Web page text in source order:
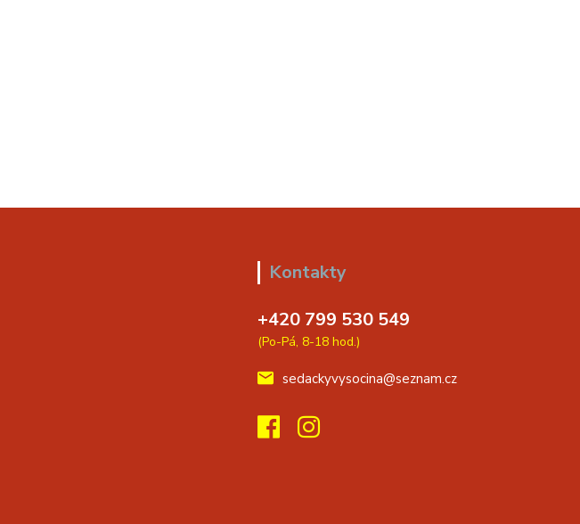
Kontakty
+420 799 530 549
(Po-Pá, 8-18 hod.)
sedackyvysocina@seznam.cz